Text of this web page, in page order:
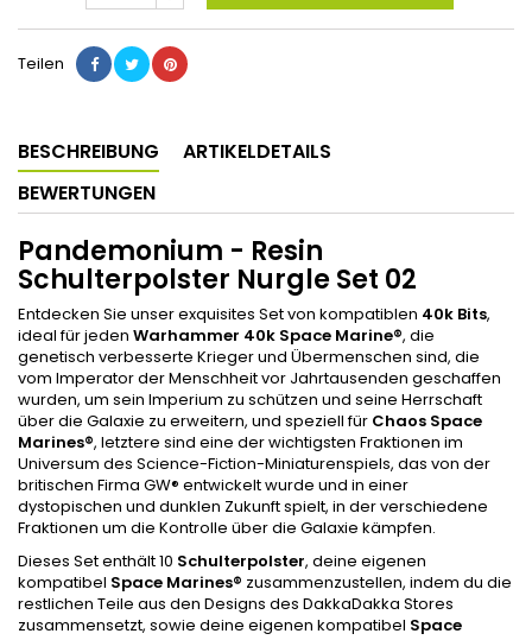
Teilen
BESCHREIBUNG
ARTIKELDETAILS
BEWERTUNGEN
Pandemonium - Resin
Schulterpolster Nurgle Set 02
Entdecken Sie unser exquisites Set von kompatiblen 40k Bits,
ideal für jeden Warhammer 40k Space Marine®, die
genetisch verbesserte Krieger und Übermenschen sind, die
vom Imperator der Menschheit vor Jahrtausenden geschaffen
wurden, um sein Imperium zu schützen und seine Herrschaft
über die Galaxie zu erweitern, und speziell für Chaos Space
Marines®, letztere sind eine der wichtigsten Fraktionen im
Universum des Science-Fiction-Miniaturenspiels, das von der
britischen Firma GW® entwickelt wurde und in einer
dystopischen und dunklen Zukunft spielt, in der verschiedene
Fraktionen um die Kontrolle über die Galaxie kämpfen.
Dieses Set enthält 10 Schulterpolster, deine eigenen
kompatibel Space Marines® zusammenzustellen, indem du die
restlichen Teile aus den Designs des DakkaDakka Stores
zusammensetzt, sowie deine eigenen kompatibel Space